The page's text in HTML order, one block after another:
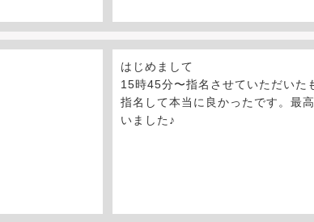
はじめまして
15時45分〜指名させていただいた
指名して本当に良かったです。最
いました♪